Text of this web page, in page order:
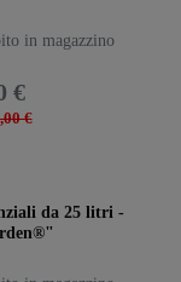
in magazzino
€
€
da 25 litri -